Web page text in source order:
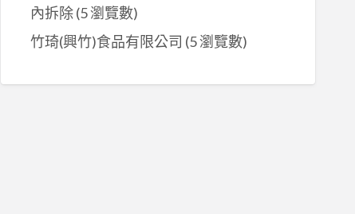
內拆除(5 瀏覽數)
竹琦(興竹)食品有限公司 (5 瀏覽數)